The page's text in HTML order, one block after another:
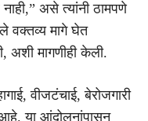
असे त्यांनी ठामपणे
वक्तव्य मागे घेत
अशी मागणीही केली.
वीजटंचाई, बेरोजगारी
या आंदोलनांपासून